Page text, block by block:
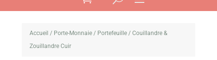
Accueil / Porte-Monnaie / Portefeuille/ Couillandre &
Zouillandre Cuir